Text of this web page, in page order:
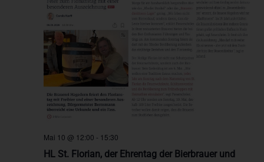
HL St. Florian, der Ehrentag der Bierbrauer und
Mai 10 @ 12:00 - 15:30